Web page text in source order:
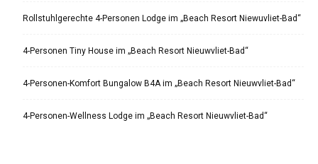
Rollstuhlgerechte 4-Personen Lodge im „Beach Resort Niewuvliet-Bad“
4-Personen Tiny House im „Beach Resort Nieuwvliet-Bad“
4-Personen-Komfort Bungalow B4A im „Beach Resort Nieuwvliet-Bad“
4-Personen-Wellness Lodge im „Beach Resort Nieuwvliet-Bad“